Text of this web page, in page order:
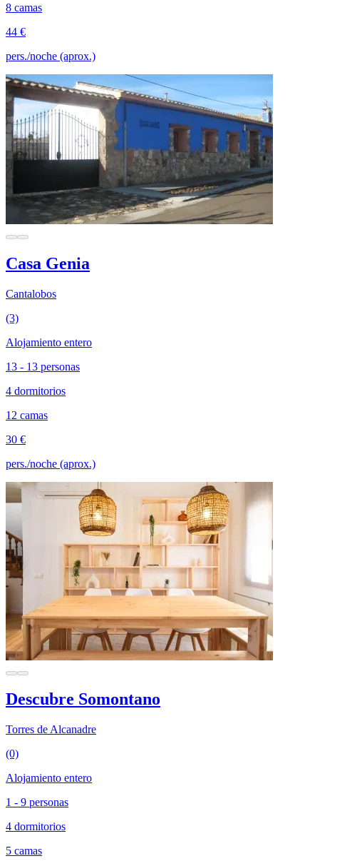
8 camas
44 €
pers./noche (aprox.)
Casa Genia
Cantalobos
(3)
Alojamiento entero
13 - 13 personas
4 dormitorios
12 camas
30 €
pers./noche (aprox.)
Descubre Somontano
Torres de Alcanadre
(0)
Alojamiento entero
1 - 9 personas
4 dormitorios
5 camas